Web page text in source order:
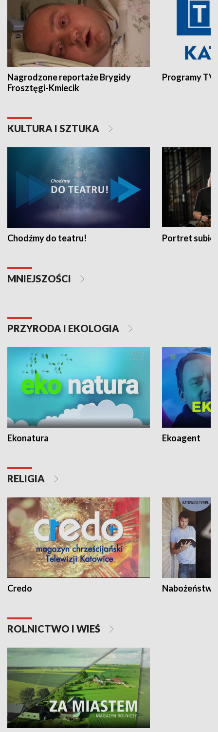
Nagrodzone reportaże Brygidy
Frosztęgi-Kmiecik
Programy
KULTURA I SZTUKA
Chodźmy do teatru! Portret
MNIEJSZOŚCI
PRZYRODA I EKOLOGIA
Ekonatura Ekoagent
RELIGIA
Credo
ROLNICTWO I WIEŚ